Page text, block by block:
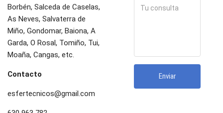
Borbén, Salceda de Caselas,
As Neves, Salvaterra de
Miño, Gondomar, Baiona, A
Garda, O Rosal, Tomiño, Tui,
Moaña, Cangas, etc.
Contacto
esfertecnicos@gmail.com
Enviar